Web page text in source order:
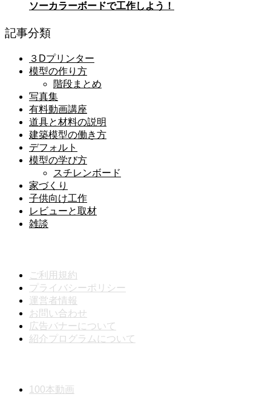
ソーカラーボードで工作しよう！
記事分類
３Dプリンター
模型の作り方
階段まとめ
写真集
有料動画講座
道具と材料の説明
建築模型の働き方
デフォルト
模型の学び方
スチレンボード
家づくり
子供向け工作
レビューと取材
雑談
ご利用規約
プライバシーポリシー
運営者情報
お問い合わせ
広告バナーについて
紹介プログラムについて
100本動画